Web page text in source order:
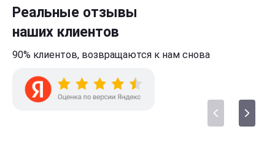
Реальные отзывы
наших клиентов
90% клиентов, возвращаются к нам снова